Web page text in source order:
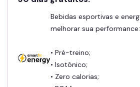
Bebidas esportivas e energéticas para
melhorar sua performance:
• Pré-treino;
• Isotônico;
• Zero calorias;